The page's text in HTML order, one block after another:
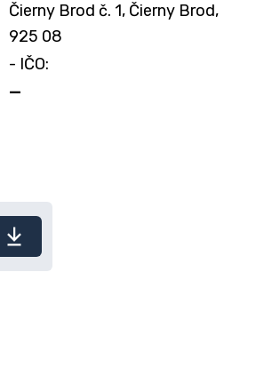
Čierny Brod č. 1, Čierny Brod,
925 08
- IČO:
—